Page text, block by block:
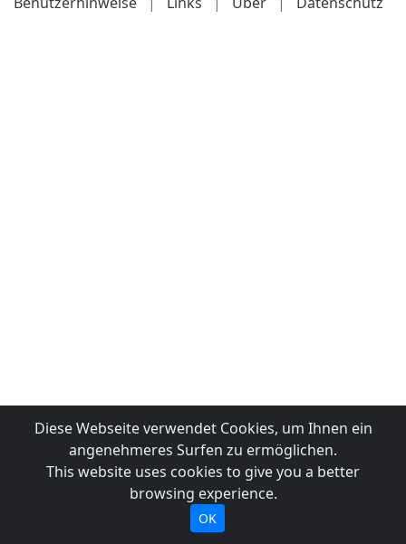
Diese Webseite verwendet Cookies, um Ihnen ein
angenehmeres Surfen zu ermöglichen.
This website uses cookies to give you a better
browsing experience.
OK